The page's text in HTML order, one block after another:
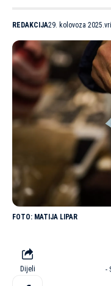
REDAKCIJA29. kolovoza 2025.
MATIJA LIPAR
Dijeli -